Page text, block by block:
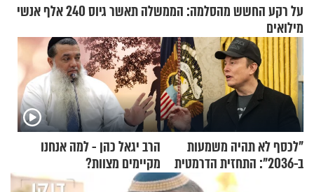
על רקע החשש מהסלמה: הממשלה תאשר גיוס 240 אלף אנשי
מילואים
"לכסף לא תהיה משמעות
ב-2036": התחזית הדרמטית
של אילון מאסק על עתיד
הרב יגאל כהן - למה אנחנו
מקיימים מצוות?